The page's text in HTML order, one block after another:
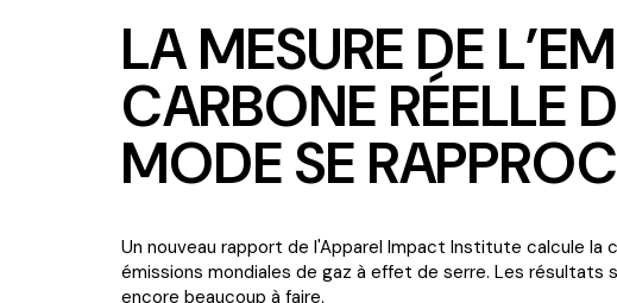
LA MESURE DE
CARBONE RÉELLE
MODE SE
Un nouveau rapport de l'Apparel Impact Institute calcule la
émissions mondiales de gaz à effet de serre. Les
encore beaucoup à faire.